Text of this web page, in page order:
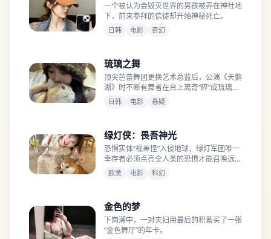
一个被认为会毁灭世界的男孩被养在神社地
下，前来参拜的信徒却开始神秘死亡。
日韩 电影 奇幻
琉璃之舞
顶尖芭蕾舞团更换艺术总监后，公演《天鹅
湖》时不断有舞者在台上离奇“碎”成琉璃
状。
日韩 电影 悬疑
绿灯侠：畏吾神光
恐惧实体“视差怪”入侵地球，绿灯军团唯一
幸存者必须点亮全人类的恐惧才能召唤远古
守护者。
欧美 电影 科幻
金色的梦
下岗潮中，一对夫妇用最后的积蓄买了一张
“金色舞厅”的年卡。